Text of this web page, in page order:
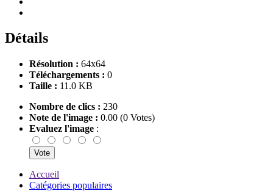
Détails
Résolution : 64x64
Téléchargements : 0
Taille : 11.0 KB
Nombre de clics : 230
Note de l'image : 0.00 (0 Votes)
Evaluez l'image :
Accueil
Catégories populaires